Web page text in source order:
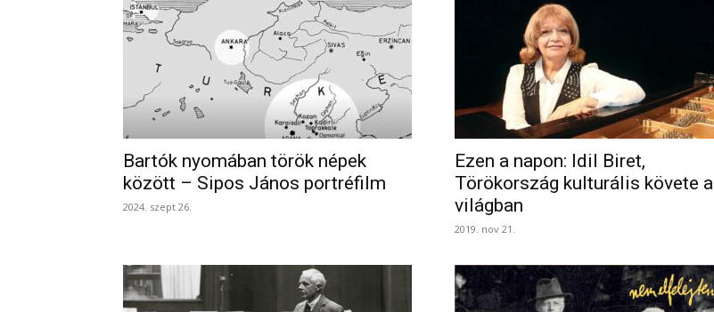
Bartók nyomában török népek
között – Sipos János portréfilm
2024. szept 26.
Ezen a napon: Idil Biret,
Törökország kulturális követe a
világban
2019. nov 21.